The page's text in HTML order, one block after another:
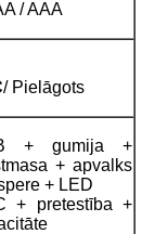
/ AAA
/ Pielāgots
+ gumija +
+ apvalks
+ LED
+ pretestība +